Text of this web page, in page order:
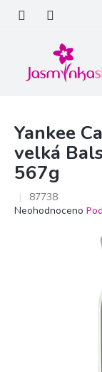
obsah
Yankee
velká
567g
87738
Průměrné
Neohodnoceno